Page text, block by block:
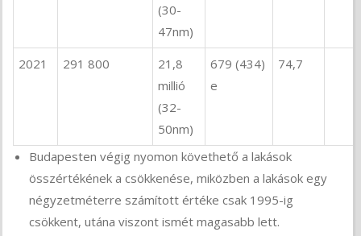
(30-
47nm)
2021 291 800
21,8
millió
(32-
50nm)
679 (434)
e
74,7
Budapesten végig nyomon követhető a lakások
összértékének a csökkenése, miközben a lakások egy
négyzetméterre számított értéke csak 1995-ig
csökkent, utána viszont ismét magasabb lett.